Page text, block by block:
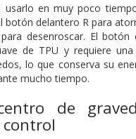
usarlo en muy poco
botón delantero R para
desenroscar. El botón
de TPU y requiere una
lo que conserva su
mucho tiempo.
de